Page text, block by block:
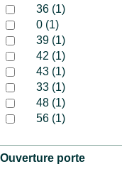
36 (1)
0 (1)
39 (1)
42 (1)
43 (1)
33 (1)
48 (1)
56 (1)
Ouverture porte